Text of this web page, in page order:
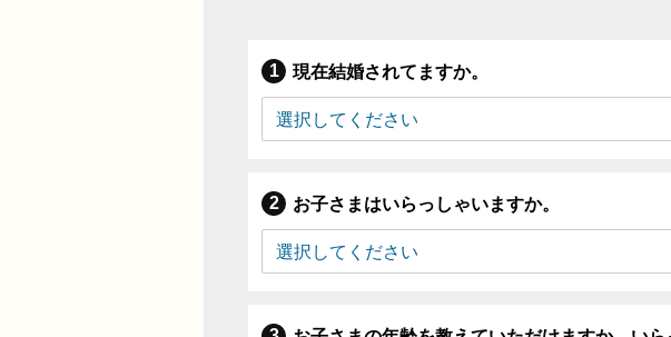
現在結婚されてますか。
お子さまはいらっしゃいますか。